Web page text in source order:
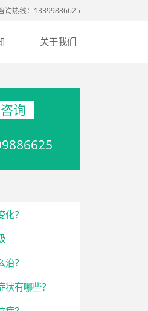
询热线：13399886625
关于我们
询
？
？
有哪些？